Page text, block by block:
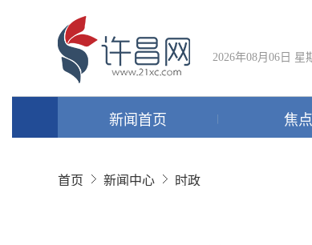
2026年08月06日 星
新闻首页 焦点
首页 新闻中心 时政